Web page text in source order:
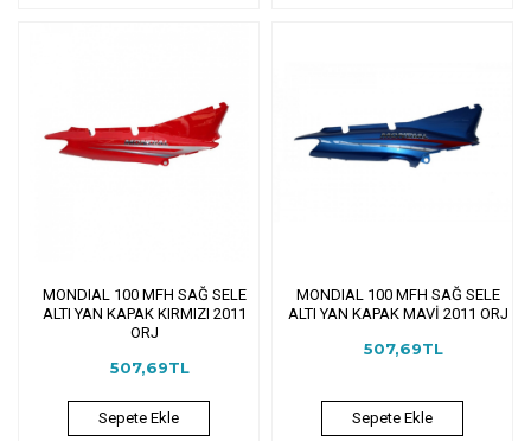
MONDIAL 100 MFH SAĞ SELE
ALTI YAN KAPAK KIRMIZI 2011
ORJ
507,69TL
Sepete Ekle
MONDIAL 100 MFH SAĞ SELE
ALTI YAN KAPAK MAVİ 2011 ORJ
507,69TL
Sepete Ekle